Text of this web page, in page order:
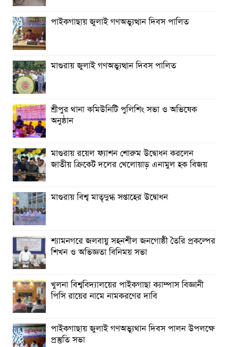
মাগুরায় জুলাই গণঅভ্যুত্থান দিবস পালিত
বর্ষার প্রকৃতি রাঙিয়ে তুলেছে কদম ফুল
পাইকগাছায় জুলাই গণঅভ্যুত্থান দিবস পালিত
মাগুরায় জুলাই গণঅভ্যুত্থান দিবস পালিত
শ্রীপুর থানা কমিউনিটি পুলিশিং সভা ও অভিষেক
অনুষ্ঠান
মাগুরায় রয়েল ফ্যাশন শোরুম উদ্বোধন করলেন
জাতীয় ক্রিকেট দলের খেলোয়াড় এনামুল হক বিজয়
মাগুরায় বিশ্ব মাতৃদুগ্ধ সপ্তাহের উদ্বোধন
শ্যামনগরে জলবায়ু সহনশীল জনগোষ্ঠী তৈরি প্রকল্পের
শিখন ও অভিজ্ঞতা বিনিময় সভা
খুলনা বিশ্ববিদ্যালয়ের পাইকগাছা ক্যাম্পাস বিজ্ঞানী
পিসি রায়ের নামে নামকরণের দাবি
পাইকগাছায় জুলাই গণঅভ্যুথান দিবস পালন উপলক্ষে
প্রস্তুতি সভা